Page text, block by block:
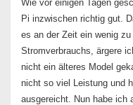
Wie vor einigen Tagen
Pi inzwischen richtig gut.
es an der Zeit ein wenig
Stromverbrauchs, ärgere
nicht ein älteres Model
nicht so viel Leistung und
ausgereicht. Nun habe ich